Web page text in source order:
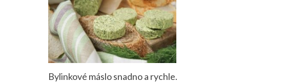
Bylinkové máslo snadno a rychle.